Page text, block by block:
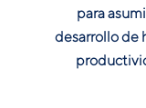
para
desarrollo de